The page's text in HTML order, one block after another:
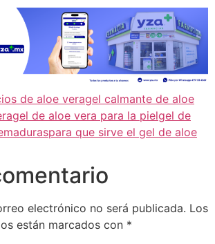
de aloe veragel calmante de aloe
gel de aloe vera para la pielgel de
para que sirve el gel de aloe
electrónico no será publicada. Los
están marcados con *